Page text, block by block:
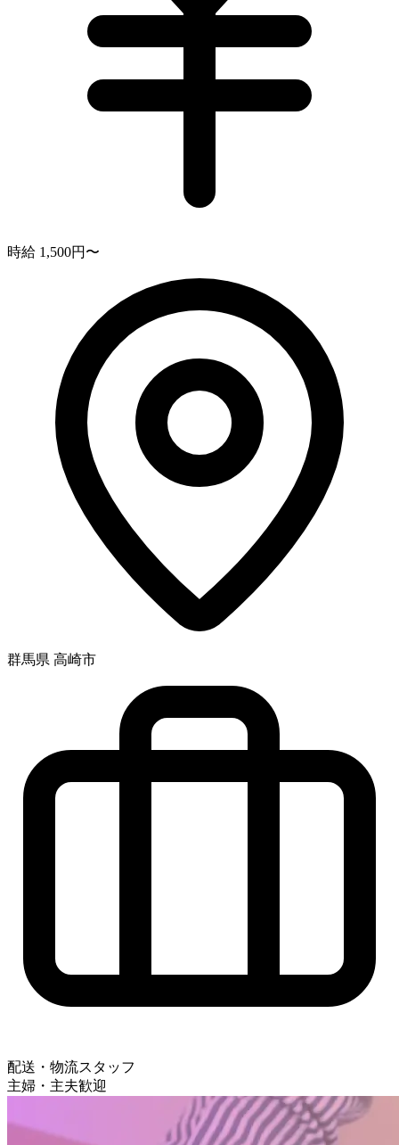
時給 1,500円〜
群馬県 高崎市
配送・物流スタッフ
主婦・主夫歓迎